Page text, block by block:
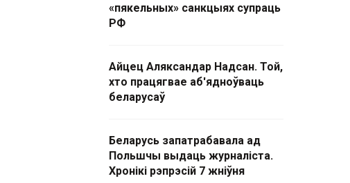
«пякельных» санкцыях супраць
РФ
Айцец Аляксандар Надсан. Той,
хто працягвае аб'ядноўваць
беларусаў
Беларусь запатрабавала ад
Польшчы выдаць журналіста.
Хронікі рэпрэсій 7 жніўня